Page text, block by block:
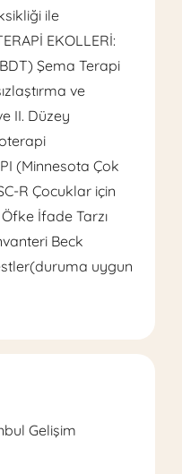
ile
EKOLLERİ:
Şema Terapi
ve
II. Düzey
(Minnesota Çok
R Çocuklar için
İfade Tarzı
Beck
uygun
Gelişim